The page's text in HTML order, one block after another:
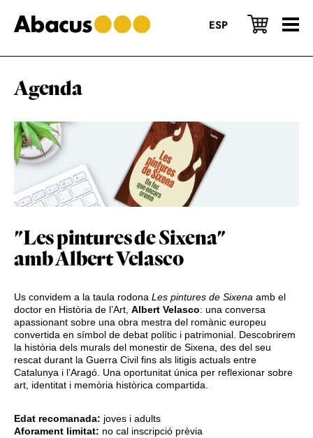
to
main
to
primary
to
footer
ESP
Agenda
"Les pintures de Sixena"
amb Albert Velasco
Us convidem a la taula rodona Les pintures de Sixena amb el
doctor en Història de l’Art, Albert Velasco: una conversa
apassionant sobre una obra mestra del romànic europeu
convertida en símbol de debat polític i patrimonial. Descobrirem
la història dels murals del monestir de Sixena, des del seu
rescat durant la Guerra Civil fins als litigis actuals entre
Catalunya i l’Aragó. Una oportunitat única per reflexionar sobre
art, identitat i memòria històrica compartida.
Edat recomanada: joves i adults
Aforament limitat: no cal inscripció prèvia